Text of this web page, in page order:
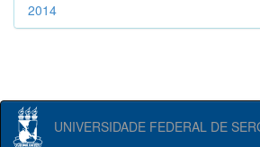
2014
UNIVERSIDADE FEDERAL DE